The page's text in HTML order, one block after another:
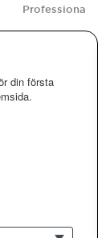
Professional
din första